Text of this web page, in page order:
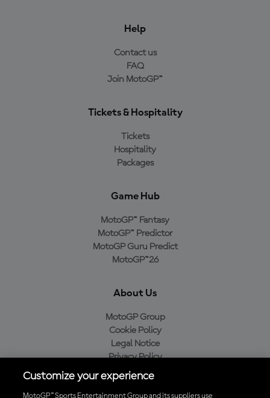
Help
Contact us
FAQ
Join MotoGP™
Tickets & Hospitality
Tickets
Hospitality
Packages
Game Hub
MotoGP™ Fantasy
MotoGP™ Predictor
MotoGP Guru Predict
MotoGP™26
About Us
MotoGP Group
Cookie Policy
Legal Notice
Privacy Policy
Purchase Policy
Customize your experience
MotoGP™ Sports Entertainment Group and its suppliers use